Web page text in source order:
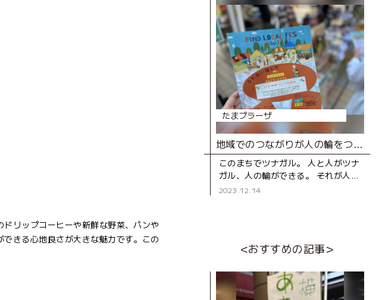
リップコーヒーや新鮮な野菜、パンや
きる心地良さが大きな魅力です。この
たまプラーザ
地域でのつながりが人の輪をつくる「ふれあい福の市～テラスでツナガル福祉の輪～」レポート
このまちでツナガル。 人と人がツナ
ガル、人の輪ができる。 それが人を
生き生きとさせる力となり、まちの
2023.12.14
<おすすめの記事>